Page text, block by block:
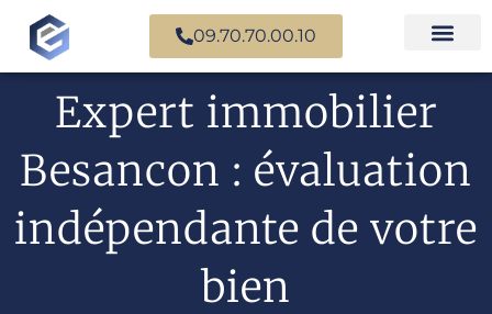
09.70.70.00.10
Expert immobilier
Besancon : évaluation
indépendante de votre
bien